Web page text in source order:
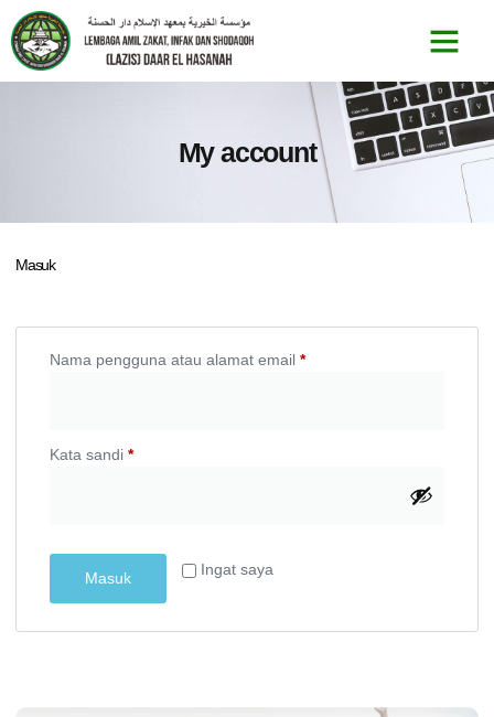
My account
Masuk
Nama pengguna atau alamat email *
Kata sandi *
Ingat saya
Masuk